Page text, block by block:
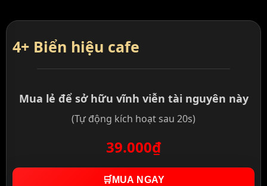
4+ Biển hiệu cafe
Mua lẻ để sở hữu vĩnh viễn tài nguyên này
(Tự động kích hoạt sau 20s)
39.000₫
🛒 MUA NGAY